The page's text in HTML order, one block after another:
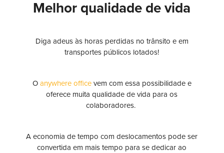
Melhor qualidade de vida
Diga adeus às horas perdidas no trânsito e em
transportes públicos lotados!
O anywhere officevem com essa possibilidade e
oferece muita qualidade de vida para os
colaboradores.
A economia de tempo com deslocamentos pode ser
convertida em mais tempo para se dedicar ao